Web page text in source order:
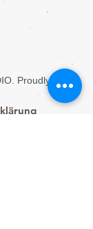
Proudly